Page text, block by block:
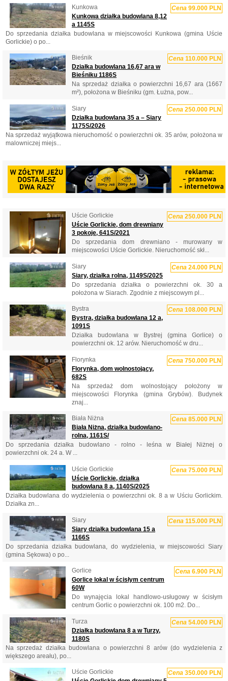
Kunkowa Cena 99.000 PLN
Kunkowa działka budowlana 8,12
a 1145S
Do sprzedania działka budowlana w miejscowości Kunkowa (gmina Uście
Gorlickie) o po...
Bieśnik Cena 110.000 PLN
Działka budowlana 16,67 ara w
Bieśniku 1186S
Na sprzedaż działka o powierzchni 16,67 ara (1667
m²), położona w Bieśniku (gm. Łużna, pow...
Siary Cena 250.000 PLN
Działka budowlana 35 a – Siary
1175S/2026
Na sprzedaż wyjątkowa nieruchomość o powierzchni ok. 35 arów, położona w
malowniczej miejs...
Uście Gorlickie Cena 250.000 PLN
Uście Gorlickie, dom drewniany
3 pokoje, 641S/2021
Do sprzedania dom drewniano - murowany w
miejscowości Uście Gorlickie. Nieruchomość skł...
Siary Cena 24.000 PLN
Siary, działka rolna, 1149S/2025
Do sprzedania działka o powierzchni ok. 30 a
położona w Siarach. Zgodnie z miejscowym pl...
Bystra Cena 108.000 PLN
Bystra, działka budowlana 12 a,
1091S
Działka budowlana w Bystrej (gmina Gorlice) o
powierzchni ok. 12 arów. Nieruchomość w dru...
Florynka Cena 750.000 PLN
Florynka, dom wolnostojący,
682S
Na sprzedaż dom wolnostojący położony w
miejscowości Florynka (gmina Grybów). Budynek
znaj...
Biała Niżna Cena 85.000 PLN
Biała Niżna, działka budowlano-
rolna, 1161S/
Do sprzedania działka budowlano - rolno - leśna w Białej Niżnej o
powierzchni ok. 24 a. W ...
Uście Gorlickie Cena 75.000 PLN
Uście Gorlickie, działka
budowlana 8 a, 1140S/2025
Działka budowlana do wydzielenia o powierzchni ok. 8 a w Uściu Gorlickim.
Działka zn...
Siary Cena 115.000 PLN
Siary działka budowlana 15 a
1166S
Do sprzedania działka budowlana, do wydzielenia, w miejscowości Siary
(gmina Sękowa) o po...
Gorlice Cena 6.900 PLN
Gorlice lokal w ścisłym centrum
60W
Do wynajęcia lokal handlowo-usługowy w ścisłym
centrum Gorlic o powierzchni ok. 100 m2. Do...
Turza Cena 54.000 PLN
Działka budowlana 8 a w Turzy,
1180S
Na sprzedaż działka budowlana o powierzchni 8 arów (do wydzielenia z
większego areału), po...
Uście Gorlickie Cena 350.000 PLN